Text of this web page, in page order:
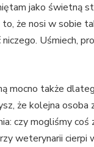
jako świetną
to, że nosi w sobie
Uśmiech,
mocno także
że kolejna
czy mogliśmy
weterynarii cierpi